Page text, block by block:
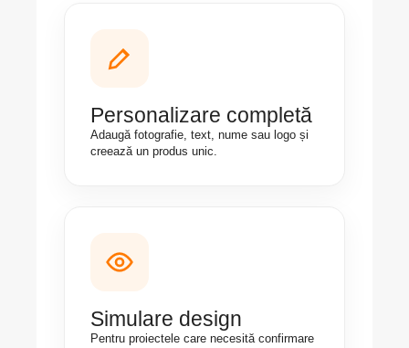
Personalizare completă
Adaugă fotografie, text, nume sau logo și
creează un produs unic.
Simulare design
Pentru proiectele care necesită confirmare